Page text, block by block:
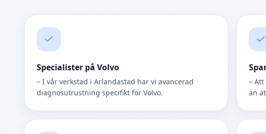
Specialister på Volvo
– I vår verkstad i Arlandastad har vi avancerad
diagnosutrustning specifikt för Volvo.
–
än